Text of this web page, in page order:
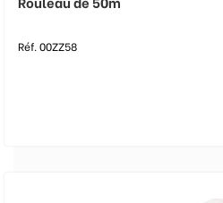
Réf. 00ZZ58